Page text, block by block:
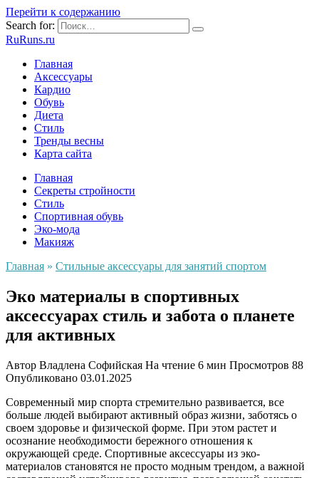
Перейти к содержанию
Search for:
RuRuns.ru
Главная
Аксессуары
Кардио
Обувь
Диета
Стиль
Тренды весны
Карта сайта
Главная
Секреты стройности
Стиль
Спортивная обувь
Эко-мода
Макияж
Главная » Стильные аксессуары для занятий спортом
Эко материалы в спортивных
аксессуарах стиль и забота о планете
для активных
Автор Владлена Софийская На чтение 6 мин Просмотров 88
Опубликовано 03.01.2025
Современный мир спорта стремительно развивается, все
больше людей выбирают активный образ жизни, заботясь о
своем здоровье и физической форме. При этом растет и
осознание необходимости бережного отношения к
окружающей среде. Спортивные аксессуары из эко-
материалов становятся не просто модным трендом, а важной